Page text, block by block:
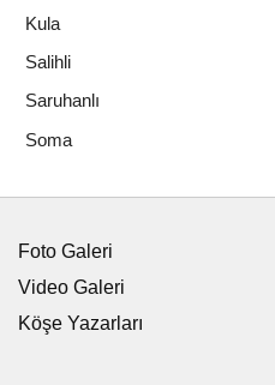
Kula
Salihli
Saruhanlı
Soma
Foto Galeri
Video Galeri
Köşe Yazarları